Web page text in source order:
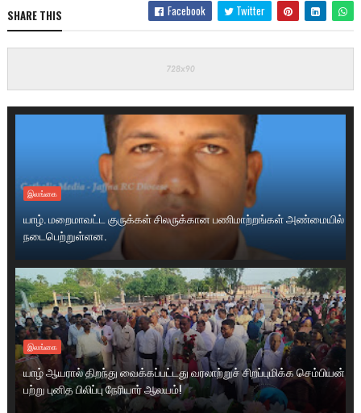
SHARE THIS Facebook Twitter
இலங்கை
யாழ். மறைமாவட்ட குருக்கள் சிலருக்கான பணிமாற்றங்கள் அண்மையில்
நடைபெற்றுள்ளன.
இலங்கை
யாழ் ஆயரால் திறந்து வைக்கப்பட்டது வரலாற்றுச் சிறப்புமிக்க செம்பியன்
பற்று புனித பிலிப்பு நேரியார் ஆலயம்!